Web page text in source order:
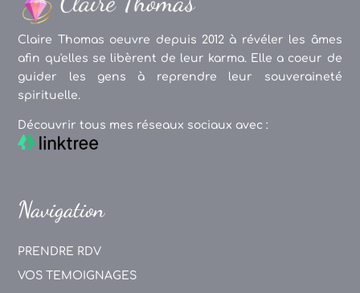
Claire Thomas oeuvre depuis 2012 à révéler les âmes
afin qu'elles se libèrent de leur karma. Elle a coeur de
guider les gens à reprendre leur souveraineté
spirituelle.
Découvrir tous mes réseaux sociaux avec :
Navigation
PRENDRE RDV
VOS TEMOIGNAGES